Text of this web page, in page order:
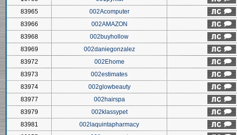
83965
002Acomputer
83966
002AMAZON
83968
002buyhollow
83969
002daniegonzalez
83972
002Ehome
83973
002estimates
83974
002glowbeauty
83977
002hairspa
83979
002klassypet
83981
002laquintapharmacy